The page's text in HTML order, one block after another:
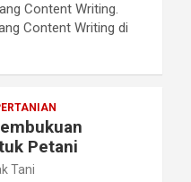
Content Writing.
Content Writing di
Petani
Tani